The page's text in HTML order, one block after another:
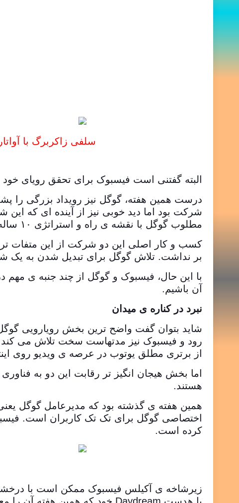
سلفی زاکربرگ با آواتار
البته گفتنی است فیسبوک برای تحقق رویای
درست همین هفته، گوگل نیز رویداد بزرگی را
شرکت بود اما دید خوبی نیز از آینده ای که
مطلوب گوگل با نقشه ی راه و استراتژی ۱۰ ساله ی فیسبوک تداخل خواهند داشت.
کسب و کار اصلی این دو شرکت از این متفات تر
بر نداشت. تلاش گوگل برای تبدیل شدن به یک
با این حال، فیسبوک و گوگل از چند جنبه ی مهم
آن باشیم.
نبرد در کناره ی میدان
شاید بتوان گفت واضح ترین بخش رویارویی
رود و فیسبوک نیز مدتهاست سخت تلاش می کند
از برتری مطلق یوتوب در عرصه ی ویدیو روی
اما بخش هیجان انگیز تر رقابت این دو به
هستند.
همین هفته ی گذشته بود که مدیرعامل گوگل
اختصاصی گوگل برای تک تک کاربران است.
کرده است.
زیرشاخه ی آکیلس فیسبوک ممکن است با